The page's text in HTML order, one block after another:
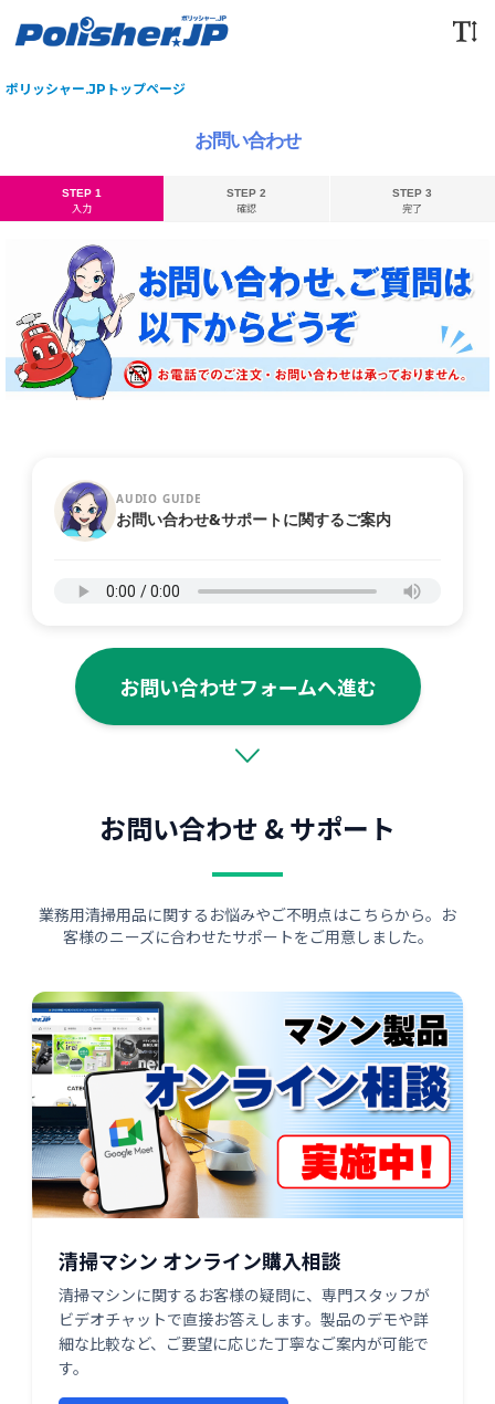
ポリッシャー.JPトップページ
お問い合わせ
STEP 1
入力
STEP 2
確認
STEP 3
完了
AUDIO GUIDE
お問い合わせ&サポートに関するご案内
お問い合わせフォームへ進む
お問い合わせ & サポート
業務用清掃用品に関するお悩みやご不明点はこちらから。お
客様のニーズに合わせたサポートをご用意しました。
清掃マシン オンライン購入相談
清掃マシンに関するお客様の疑問に、専門スタッフが
ビデオチャットで直接お答えします。製品のデモや詳
細な比較など、ご要望に応じた丁寧なご案内が可能で
す。